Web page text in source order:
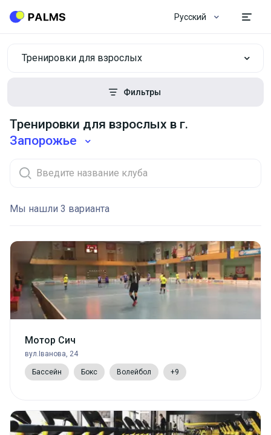
Русский
Тренировки для взрослых
Фильтры
Тренировки для взрослых в г.
Запорожье
Мы нашли 3 варианта
Мотор Сич
вул.Іванова, 24
Бассейн Бокс Волейбол +9